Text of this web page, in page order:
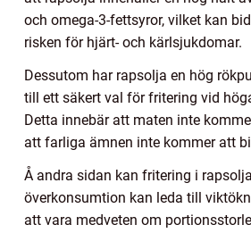
och omega-3-fettsyror, vilket kan
risken för hjärt- och kärlsjukdomar.
Dessutom har rapsolja en hög
till ett säkert val för fritering vid
Detta innebär att maten inte
att farliga ämnen inte kommer att
Å andra sidan kan fritering i
överkonsumtion kan leda till
att vara medveten om